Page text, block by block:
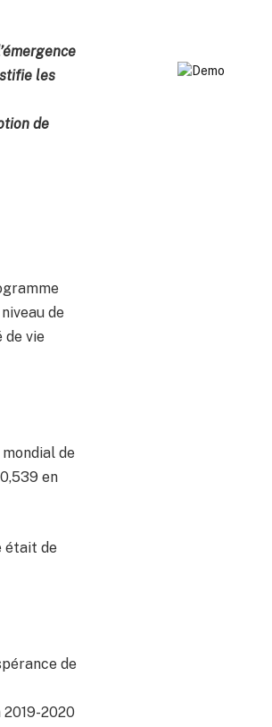
les
de
de
de vie
de
en
était de
de
2019-2020